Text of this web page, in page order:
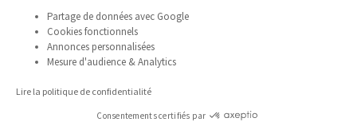
Partage de données avec Google
Cookies fonctionnels
Annonces personnalisées
Mesure d'audience & Analytics
Lire la politique de confidentialité
Consentements certifiés par
SUIVEZ-NOUS